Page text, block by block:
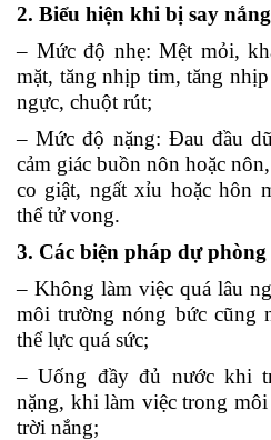
2. Biểu hiện khi bị say
– Mức độ nhẹ: Mệt mỏi,
mặt, tăng nhịp tim, tăng
ngực, chuột rút;
– Mức độ nặng: Đau đầu
cảm giác buồn nôn hoặc
co giật, ngất xỉu hoặc hôn
thể tử vong.
3. Các biện pháp dự
– Không làm việc quá lâu
môi trường nóng bức cũng
thể lực quá sức;
– Uống đầy đủ nước khi
nặng, khi làm việc trong
trời nắng;